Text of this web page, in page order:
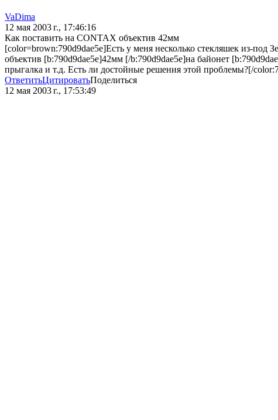
VaDima
12 мая 2003 г., 17:46:16
Как поставить на CONTAX объектив 42мм
[color=brown:790d9dae5e]Есть у меня несколько стекляшек из-
объектив [b:790d9dae5e]42мм [/b:790d9dae5e]на байонет
прыгалка и т.д. Есть ли достойные решения этой проблемы?[/
ОтветитьЦитироватьПоделиться
12 мая 2003 г., 17:53:49